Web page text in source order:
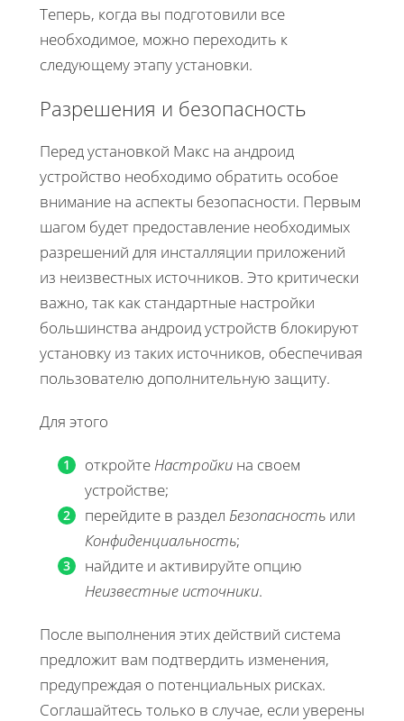
Теперь, когда вы подготовили все
необходимое, можно переходить к
следующему этапу установки.
Разрешения и безопасность
Перед установкой Макс на андроид
устройство необходимо обратить особое
внимание на аспекты безопасности. Первым
шагом будет предоставление необходимых
разрешений для инсталляции приложений
из неизвестных источников. Это критически
важно, так как стандартные настройки
большинства андроид устройств блокируют
установку из таких источников, обеспечивая
пользователю дополнительную защиту.
Для этого
откройте Настройки на своем
устройстве;
перейдите в раздел Безопасность или
Конфиденциальность;
найдите и активируйте опцию
Неизвестные источники.
После выполнения этих действий система
предложит вам подтвердить изменения,
предупреждая о потенциальных рисках.
Соглашайтесь только в случае, если уверены